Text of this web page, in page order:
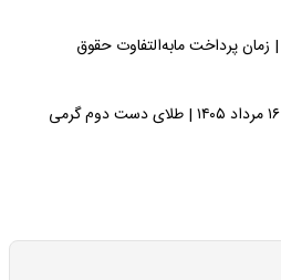
زمان پرداخت مابه‌التفاوت حقوق
قیمت طلا و سکه امروز ۱۶ مرداد ۱۴۰۵ | طلای دست دوم گرمی